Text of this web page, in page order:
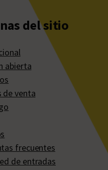
del sitio
abierta
de venta
frecuentes
de entradas